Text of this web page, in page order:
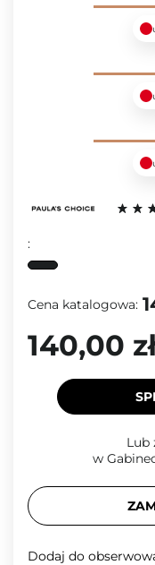
:
Cena katalogowa:
140,00
Lub
w
Dodaj do